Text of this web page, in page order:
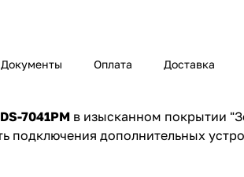
Документы Оплата Доставка
7041PM в изысканном покрытии
подключения дополнительных